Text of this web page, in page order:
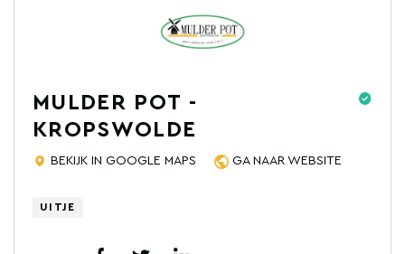
MULDER POT -
KROPSWOLDE
BEKIJK IN GOOGLE MAPS GA NAAR WEBSITE
UITJE